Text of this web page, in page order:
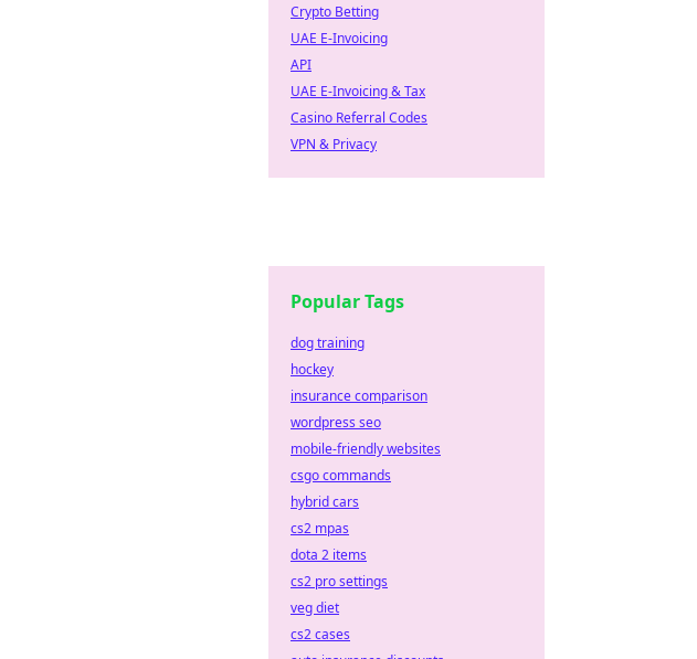
Crypto Betting
UAE E-Invoicing
API
UAE E-Invoicing & Tax
Casino Referral Codes
VPN & Privacy
Popular Tags
dog training
hockey
insurance comparison
wordpress seo
mobile-friendly websites
csgo commands
hybrid cars
cs2 mpas
dota 2 items
cs2 pro settings
veg diet
cs2 cases